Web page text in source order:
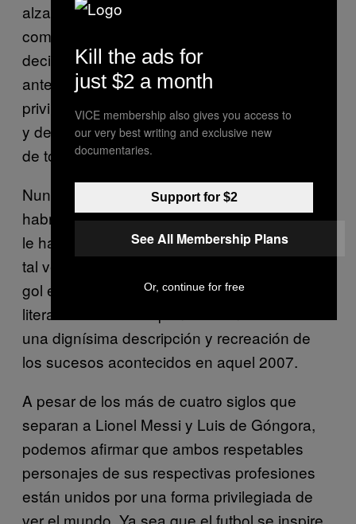
alza la cabeza, se percata que no hay
compañero alguno en el cual apoyarse, y
decide aventurarse hacia la portería, no sin
antes hacer dos regates más con su
privilegiada pierna izquierda, sacar al portero
y definir ante un arco humillado, desprovisto
de toda dignidad.
Nunca sabremos lo que Luis de Góngora
habría opinado de esta jugada. Tal vez jamás
le habría llamado la atención jugar al futbol;
tal vez sí. ¿Se imaginan un poema de este
gol escrito por el máximo exponente de la
literatura barroca española? Sin duda sería
una dignísima descripción y recreación de
los sucesos acontecidos en aquel 2007.
A pesar de los más de cuatro siglos que
separan a Lionel Messi y Luis de Góngora,
podemos afirmar que ambos respetables
personajes de sus respectivas profesiones
están unidos por una forma privilegiada de
Kill the ads for
just $2 a month
VICE membership also gives you access to
our very best writing and exclusive new
documentaries.
Support for $2
See All Membership Plans
Or, continue for free